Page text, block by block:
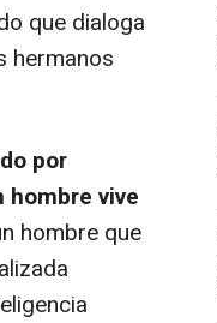
que dialoga
hermanos
por
hombre vive
hombre que